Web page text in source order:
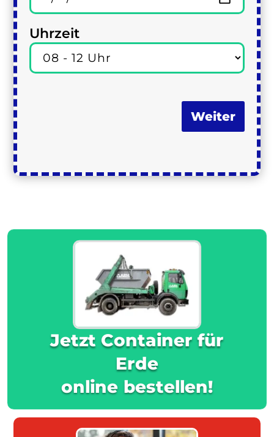
Uhrzeit
Weiter
Jetzt Container für
Erde
online bestellen!